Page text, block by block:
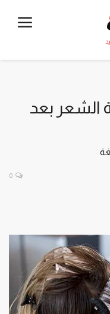
الشعر بعد
0